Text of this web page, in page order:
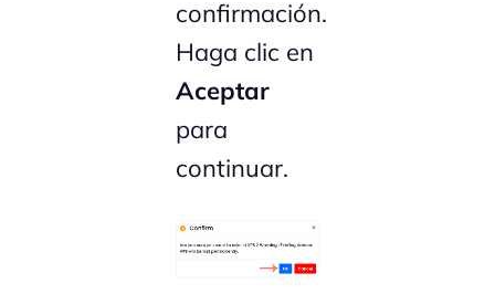
confirmación.
Haga clic en
Aceptar
para
continuar.